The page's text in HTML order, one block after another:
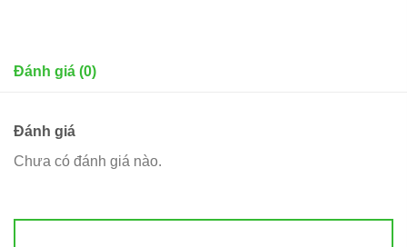
Đánh giá (0)
Đánh giá
Chưa có đánh giá nào.